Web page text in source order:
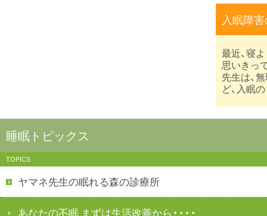
入眠障
最近、寝
思いきっ
先生は、
ど、入眠
睡眠トピックス
TOPICS
ヤマネ先生の眠れる森の診療所
あなたの不眠 まずは生活改善から・・・・